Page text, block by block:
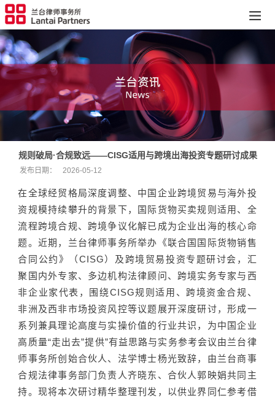
规则破局·合规致远——CISG适用与跨境出海投资专题研讨成果
发布日期： 2026-05-12
在全球经贸格局深度调整、中国企业跨境贸易与海外投
资规模持续攀升的背景下，国际货物买卖规则适用、全
流程跨境合规、跨境争议化解已成为企业出海的核心命
题。近期，兰台律师事务所举办《联合国国际货物销售
合同公约》（CISG）及跨境贸易投资专题研讨会，汇
聚国内外专家、多边机构法律顾问、跨境实务专家与西
非企业家代表，围绕CISG规则适用、跨境资金合规、
非洲及西非市场投资风控等议题展开深度研讨，形成一
系列兼具理论高度与实操价值的行业共识，为中国企业
高质量“走出去”提供”有益思路与实务参考会议由兰台律
师事务所创始合伙人、法学博士杨光致辞，由兰台商事
合规法律事务部门负责人齐晓东、合伙人郭映娟共同主
持。现将本次研讨精华整理刊发，以供业界同仁参考借